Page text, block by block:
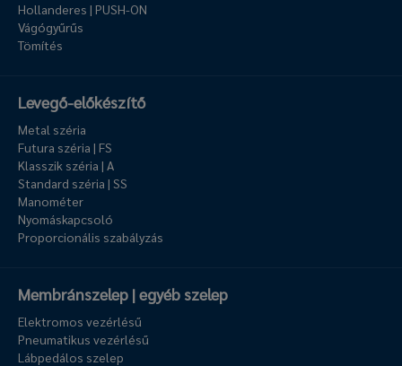
Hollanderes | PUSH-ON
Vágógyűrűs
Tömítés
Levegő-előkészítő
Metal széria
Futura széria | FS
Klasszik széria | A
Standard széria | SS
Manométer
Nyomáskapcsoló
Proporcionális szabályzás
Membránszelep | egyéb szelep
Elektromos vezérlésű
Pneumatikus vezérlésű
Lábpedálos szelep